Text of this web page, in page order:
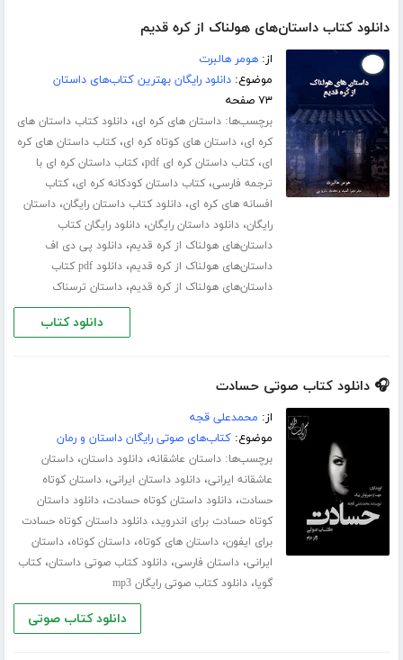
دانلود کتاب داستان‌های هولناک از کره قدیم
از:هومر هالبرت
موضوع:دانلود رایگان بهترین کتاب‌های داستان
۷۳ صفحه
برچسب‌ها:داستان های کره ای،دانلود کتاب داستان های
کره ای،داستان های کوتاه کره ای،کتاب داستان های کره
ای،کتاب داستان کره ای pdf ،کتاب داستان کره ای با
ترجمه فارسی،کتاب داستان کودکانه کره ای،کتاب
افسانه های کره ای،دانلود کتاب داستان رایگان،داستان
رایگان،دانلود داستان رایگان،دانلود رایگان کتاب
داستان‌های هولناک از کره قدیم،دانلود پی دی اف
داستان‌های هولناک از کره قدیم،
دانلود pdf کتاب
داستان‌های هولناک از کره قدیم،داستان ترسناک
دانلود کتاب
🎧 دانلود کتاب صوتی حسادت
از: محمدعلی قجه
موضوع:کتاب‌های صوتی رایگان داستان و رمان
برچسب‌ها:داستان عاشقانه،دانلود داستان،داستان
عاشقانه ایرانی،دانلود داستان ایرانی،داستان کوتاه
حسادت،دانلود داستان کوتاه حسادت،دانلود داستان
کوتاه حسادت برای اندروید،دانلود داستان کوتاه حسادت
برای ایفون،داستان های کوتاه،داستان کوتاه،داستان
ایرانی،داستان فارسی،دانلود کتاب صوتی داستان،کتاب
گویا،دانلود کتاب صوتی رایگان mp3
دانلود کتاب صوتی